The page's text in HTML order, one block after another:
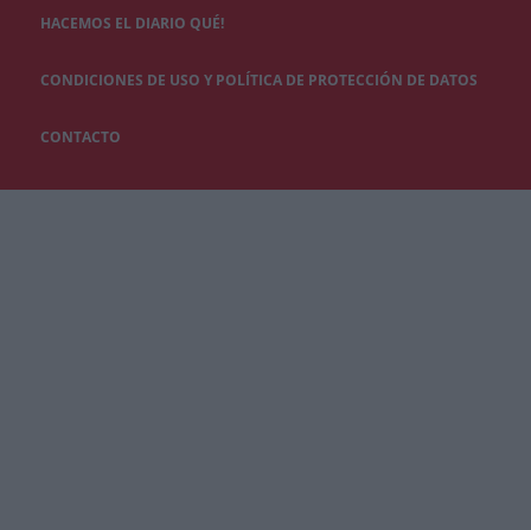
HACEMOS EL DIARIO QUÉ!
CONDICIONES DE USO Y POLÍTICA DE PROTECCIÓN DE DATOS
CONTACTO